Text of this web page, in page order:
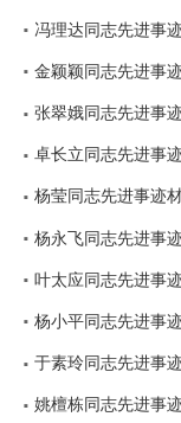
冯理达同志先进事
金颖颖同志先进事
张翠娥同志先进事
卓长立同志先进事
杨莹同志先进事迹
杨永飞同志先进事
叶太应同志先进事
杨小平同志先进事
于素玲同志先进事
姚檀栋同志先进事